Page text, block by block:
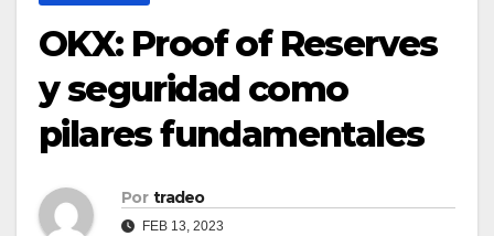
OKX: Proof of Reserves
y seguridad como
pilares fundamentales
Por tradeo
FEB 13, 2023